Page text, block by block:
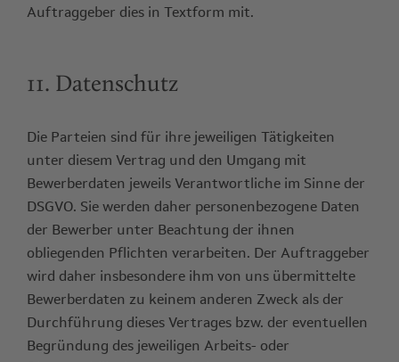
Auftraggeber dies in Textform mit.
11. Datenschutz
Die Parteien sind für ihre jeweiligen Tätigkeiten
unter diesem Vertrag und den Umgang mit
Bewerberdaten jeweils Verantwortliche im Sinne der
DSGVO. Sie werden daher personenbezogene Daten
der Bewerber unter Beachtung der ihnen
obliegenden Pflichten verarbeiten. Der Auftraggeber
wird daher insbesondere ihm von uns übermittelte
Bewerberdaten zu keinem anderen Zweck als der
Durchführung dieses Vertrages bzw. der eventuellen
Begründung des jeweiligen Arbeits- oder